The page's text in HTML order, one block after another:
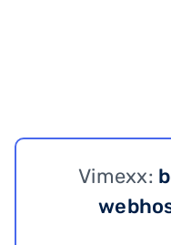
Vimexx: